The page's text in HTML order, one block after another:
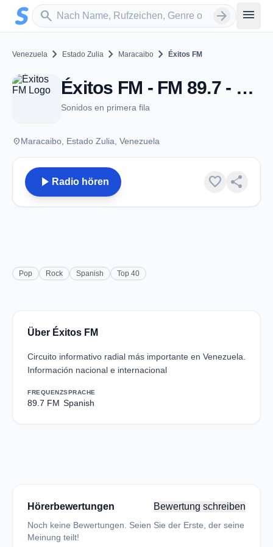
Zum Hauptinhalt springen
search
Sender suchen arrow_forward menu
Venezuela chevron_right Estado Zulia chevron_right Maracaibo chevron_right Éxitos FM
Éxitos FM - FM 89.7 - Maracaibo
Sonidos en primera fila
placeMaracaibo, Estado Zulia, Venezuela
play_arrow Radio hören favorite share
Pop Rock Spanish Top 40
Über Éxitos FM
Circuito informativo radial más importante en Venezuela.
Información nacional e internacional
FREQUENZ
89.7 FM
SPRACHE
Spanish
Hörerbewertungen Bewertung schreiben
Noch keine Bewertungen. Seien Sie der Erste, der seine
Meinung teilt!